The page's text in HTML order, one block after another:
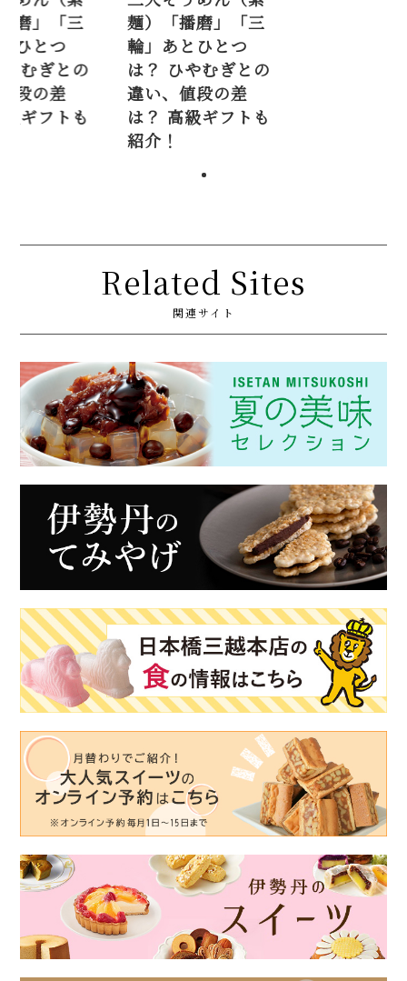
磨」「三
ひとつ
むぎとの
段の差
ギフトも
麺）「播磨」「三
輪」あとひとつ
は？ ひやむぎとの
違い、値段の差
は？ 高級ギフトも
紹介！
Related Sites
関連サイト